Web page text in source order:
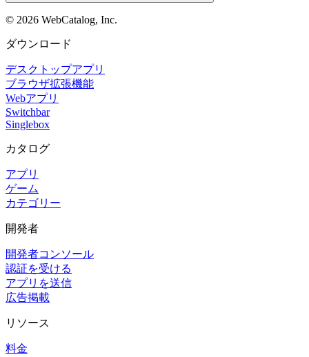
© 2026 WebCatalog, Inc.
ダウンロード
デスクトップアプリ
ブラウザ拡張機能
Webアプリ
Switchbar
Singlebox
カタログ
アプリ
ゲーム
カテゴリー
開発者
開発者コンソール
認証を受ける
アプリを送信
広告掲載
リソース
料金